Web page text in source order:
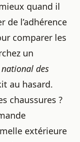
quand il
de l’adhérence
comparer les
un
des
au hasard.
chaussures ?
extérieure